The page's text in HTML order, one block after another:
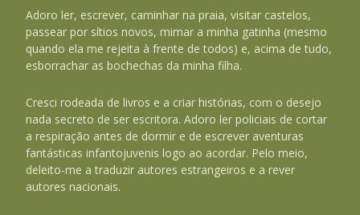
Adoro ler, escrever, caminhar na praia, visitar castelos,
passear por sítios novos, mimar a minha gatinha (mesmo
quando ela me rejeita à frente de todos) e, acima de tudo,
esborrachar as bochechas da minha filha.
Cresci rodeada de livros e a criar histórias, com o desejo
nada secreto de ser escritora. Adoro ler policiais de cortar
a respiração antes de dormir e de escrever aventuras
fantásticas infantojuvenis logo ao acordar. Pelo meio,
deleito-me a traduzir autores estrangeiros e a rever
autores nacionais.